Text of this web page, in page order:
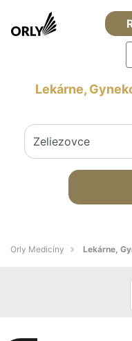
Lekárne,
Orly Medicíny Lekárne,